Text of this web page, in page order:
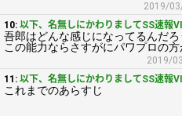
2019/
10: 以下、名無しにかわりましてSS速報
吾郎はどんな感じになってるんだろ
この能力ならさすがにパワプロの方
2019/
11: 以下、名無しにかわりましてSS速報
これまでのあらすじ